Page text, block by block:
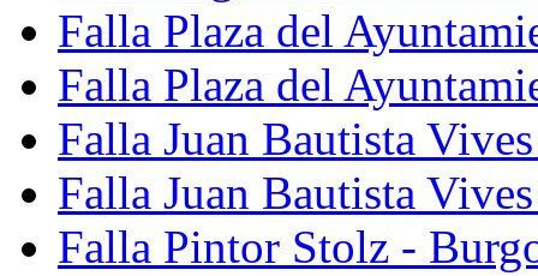
Falla Plaza del
Falla Plaza del
Falla Juan Bautista
Falla Juan Bautista
Falla Pintor Stolz -